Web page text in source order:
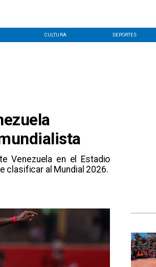
CULTURA DEPORTES
Venezuela en el Estadio
clasificar al Mundial 2026.